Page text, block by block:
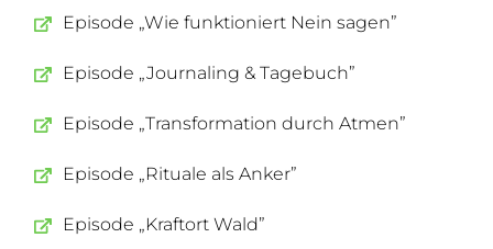
Episode „Wie funktioniert Nein sagen”
Episode „Journaling & Tagebuch”
Episode „Transformation durch Atmen”
Episode „Rituale als Anker”
Episode „Kraftort Wald”